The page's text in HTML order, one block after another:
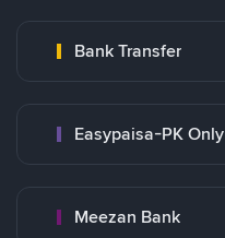
Bank Transfer
Easypaisa-PK Only
Meezan Bank